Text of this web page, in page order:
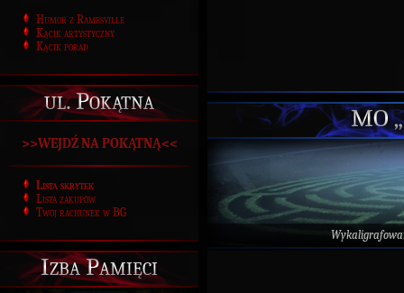
Humor z Ramesville
Kącik artystyczny
Kącik porad
ul. Pokątna
>>WEJDŹ NA POKĄTNĄ<<
Lista skrytek
Lista zakupów
Twój rachunek w BG
Izba Pamięci
MO